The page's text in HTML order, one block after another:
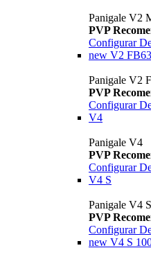
Panigale V2
PVP
Configurar
new V2 FB63
Panigale V2
PVP
Configurar
V4
Panigale V4
PVP
Configurar
V4 S
Panigale V4 S
PVP
Configurar
new V4 S